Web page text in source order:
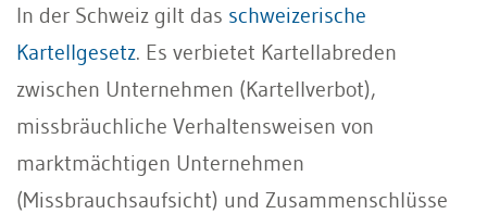
In der Schweiz gilt das schweizerische
Kartellgesetz. Es verbietet Kartellabreden
zwischen Unternehmen (Kartellverbot),
missbräuchliche Verhaltensweisen von
marktmächtigen Unternehmen
(Missbrauchsaufsicht) und Zusammenschlüsse